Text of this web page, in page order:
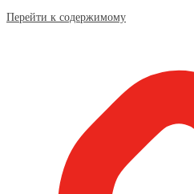
Перейти к содержимому